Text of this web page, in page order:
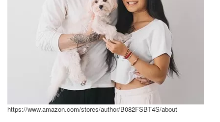
https://www.amazon.com/stores/author/B082FSBT4S/about